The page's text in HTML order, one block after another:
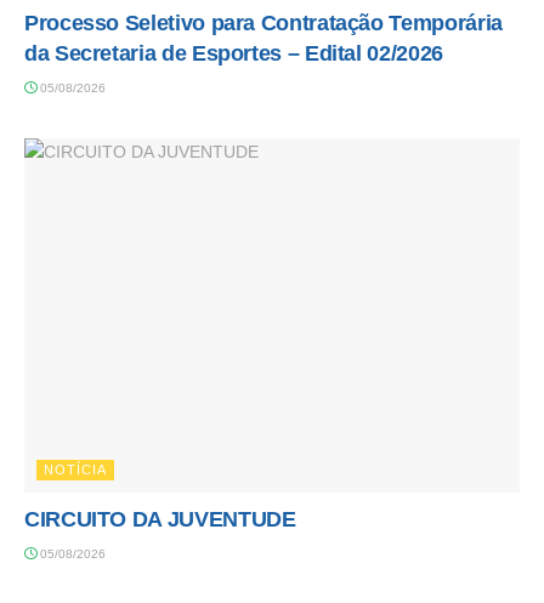
Processo Seletivo para Contratação Temporária
da Secretaria de Esportes – Edital 02/2026
05/08/2026
NOTÍCIA
CIRCUITO DA JUVENTUDE
05/08/2026